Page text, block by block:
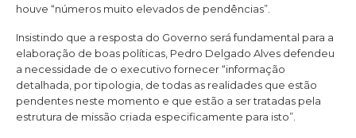
houve “números muito elevados de pendências”.
Insistindo que a resposta do Governo será fundamental para a
elaboração de boas políticas, Pedro Delgado Alves defendeu
a necessidade de o executivo fornecer “informação
detalhada, por tipologia, de todas as realidades que estão
pendentes neste momento e que estão a ser tratadas pela
estrutura de missão criada especificamente para isto”.